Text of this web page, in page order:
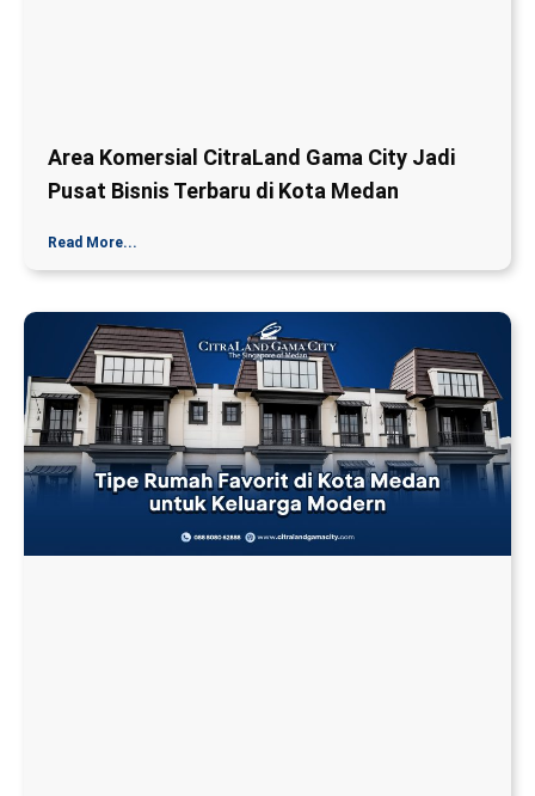
Area Komersial CitraLand Gama City Jadi
Pusat Bisnis Terbaru di Kota Medan
Read More...